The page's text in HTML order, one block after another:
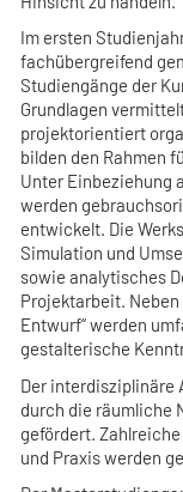
Im ersten
fachübergreifend
Studiengänge der
Grundlagen
projektorientiert
bilden den Rahmen
Unter Einbeziehung
werden
entwickelt. Die
Simulation und
sowie analytisches
Projektarbeit.
Entwurf“ werden
gestalterische
Der interdisziplinäre
durch die räumliche
gefördert.
und Praxis werden